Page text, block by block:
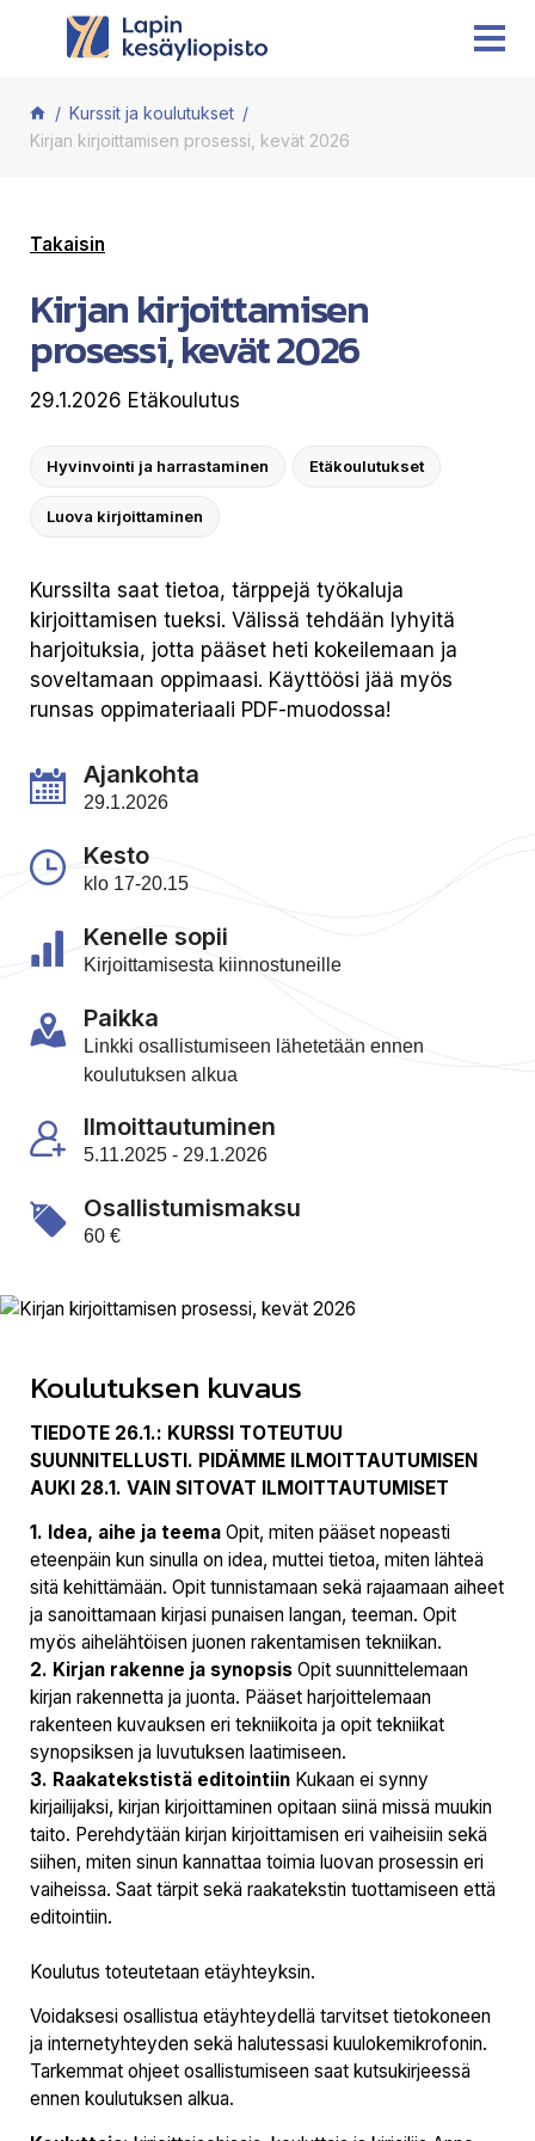
Siirry sisältöön
Kurssit ja koulutukset
Kirjan kirjoittamisen prosessi, kevät 2026
Takaisin
Kirjan kirjoittamisen
prosessi, kevät 2026
29.1.2026 Etäkoulutus
Hyvinvointi ja harrastaminen Etäkoulutukset
Luova kirjoittaminen
Kurssilta saat tietoa, tärppejä työkaluja
kirjoittamisen tueksi. Välissä tehdään lyhyitä
harjoituksia, jotta pääset heti kokeilemaan ja
soveltamaan oppimaasi. Käyttöösi jää myös
runsas oppimateriaali PDF-muodossa!
Ajankohta
29.1.2026
Kesto
klo 17-20.15
Kenelle sopii
Kirjoittamisesta kiinnostuneille
Paikka
Linkki osallistumiseen lähetetään ennen
koulutuksen alkua
Ilmoittautuminen
5.11.2025 - 29.1.2026
Osallistumismaksu
60 €
Koulutuksen kuvaus
TIEDOTE 26.1.: KURSSI TOTEUTUU
SUUNNITELLUSTI. PIDÄMME ILMOITTAUTUMISEN
AUKI 28.1. VAIN SITOVAT ILMOITTAUTUMISET
1. Idea, aihe ja teema Opit, miten pääset nopeasti
eteenpäin kun sinulla on idea, muttei tietoa, miten lähteä
sitä kehittämään. Opit tunnistamaan sekä rajaamaan aiheet
ja sanoittamaan kirjasi punaisen langan, teeman. Opit
myös aihelähtöisen juonen rakentamisen tekniikan.
2. Kirjan rakenne ja synopsis Opit suunnittelemaan
kirjan rakennetta ja juonta. Pääset harjoittelemaan
rakenteen kuvauksen eri tekniikoita ja opit tekniikat
synopsiksen ja luvutuksen laatimiseen.
3. Raakatekstistä editointiin Kukaan ei synny
kirjailijaksi, kirjan kirjoittaminen opitaan siinä missä muukin
taito. Perehdytään kirjan kirjoittamisen eri vaiheisiin sekä
siihen, miten sinun kannattaa toimia luovan prosessin eri
vaiheissa. Saat tärpit sekä raakatekstin tuottamiseen että
editointiin.
Koulutus toteutetaan etäyhteyksin.
Voidaksesi osallistua etäyhteydellä tarvitset tietokoneen
ja internetyhteyden sekä halutessasi kuulokemikrofonin.
Tarkemmat ohjeet osallistumiseen saat kutsukirjeessä
ennen koulutuksen alkua.